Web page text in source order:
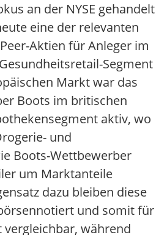
an der NYSE gehandelt
eine der relevanten
Aktien für Anleger im
Segment
Markt war das
Boots im britischen
aktiv, wo
und
Boots-Wettbewerber
um Marktanteile
dazu bleiben diese
und somit für
während